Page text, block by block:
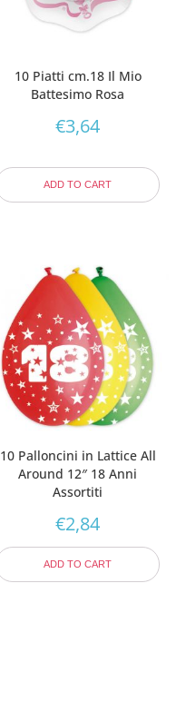
10 Piatti cm.18 Il Mio
Battesimo Rosa
€3,64
ADD TO CART
10 Palloncini in Lattice All
Around 12″ 18 Anni
Assortiti
€2,84
ADD TO CART